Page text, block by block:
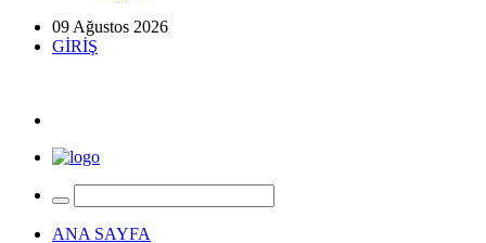
09 Ağustos 2026
GİRİŞ
ANA SAYFA